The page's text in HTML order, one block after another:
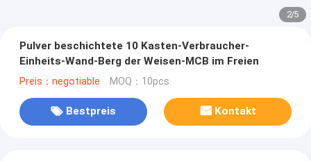
2/5
Pulver beschichtete 10 Kasten-Verbraucher-
Einheits-Wand-Berg der Weisen-MCB im Freien
Preis：negotiable MOQ：10pcs
Bestpreis Kontakt